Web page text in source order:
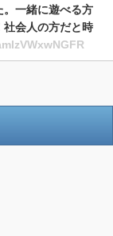
。一緒に遊べる方
社会人の方だと時